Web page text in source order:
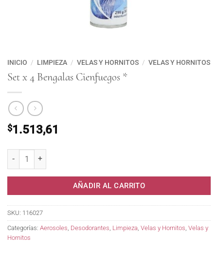
INICIO / LIMPIEZA / VELAS Y HORNITOS / VELAS Y HORNITOS
Set x 4 Bengalas Cienfuegos *
$1.513,61
AÑADIR AL CARRITO
SKU: 116027
Categorías: Aerosoles, Desodorantes, Limpieza, Velas y Hornitos, Velas y
Hornitos